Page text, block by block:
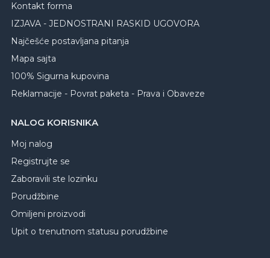
Kontakt forma
IZJAVA - JEDNOSTRANI RASKID UGOVORA
Najčešće postavljana pitanja
Mapa sajta
100% Sigurna kupovina
Reklamacije - Povrat paketa - Prava i Obaveze
NALOG KORISNIKA
Moj nalog
Registrujte se
Zaboravili ste lozinku
Porudžbine
Omiljeni proizvodi
Upit o trenutnom statusu porudžbine